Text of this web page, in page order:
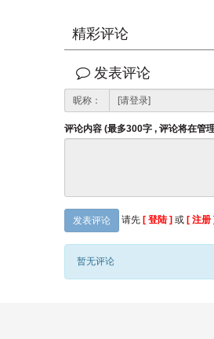
精彩评论
发表评论
昵称：
评论内容 (最多300字 , 评论将在管
发表评论 请先 [ 登陆 ] 或 [ 注册 ]
暂无评论